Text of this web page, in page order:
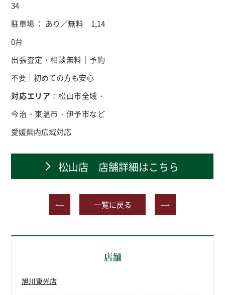
34
駐車場 ： あり／無料 1,14
0台
出張査定・相談無料｜予約
不要｜初めての方も安心
対応エリア ：松山市全域・
今治・東温市・伊予市など
愛媛県内広域対応
松山店 店舗詳細はこちら
一覧に戻る
店舗
旭川東光店